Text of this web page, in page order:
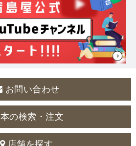
お問い合わせ
本の検索・注文
店舗を探す